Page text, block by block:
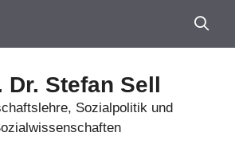
Dr. Stefan Sell
Sozialpolitik und